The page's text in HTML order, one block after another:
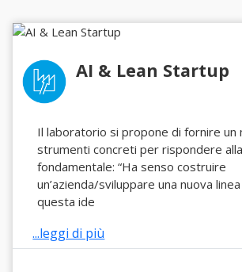
AI & Lean Startup
Il laboratorio si propone di fornire un
strumenti concreti per rispondere
fondamentale: “Ha senso costruire
un’azienda/sviluppare una nuova
questa ide
...leggi di più